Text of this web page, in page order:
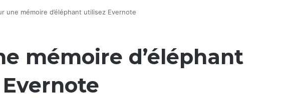
une mémoire d’éléphant utilisez Evernote
mémoire d’éléphant